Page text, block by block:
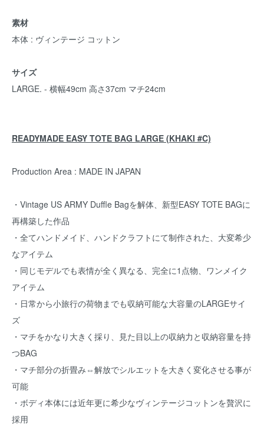
素材
本体 : ヴィンテージ コットン
サイズ
LARGE. - 横幅49cm 高さ37cm マチ24cm
READYMADE EASY TOTE BAG LARGE (KHAKI #C)
Production Area : MADE IN JAPAN
・Vintage US ARMY Duffle Bagを解体、新型EASY TOTE BAGに
再構築した作品
・全てハンドメイド、ハンドクラフトにて制作された、大変希少
なアイテム
・同じモデルでも表情が全く異なる、完全に1点物、ワンメイク
アイテム
・日常から小旅行の荷物までも収納可能な大容量のLARGEサイ
ズ
・マチをかなり大きく採り、見た目以上の収納力と収納容量を持
つBAG
・マチ部分の折畳み⇔解放でシルエットを大きく変化させる事が
可能
・ボディ本体には近年更に希少なヴィンテージコットンを贅沢に
採用